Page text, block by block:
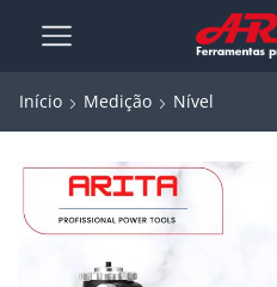
Início Medição Nível